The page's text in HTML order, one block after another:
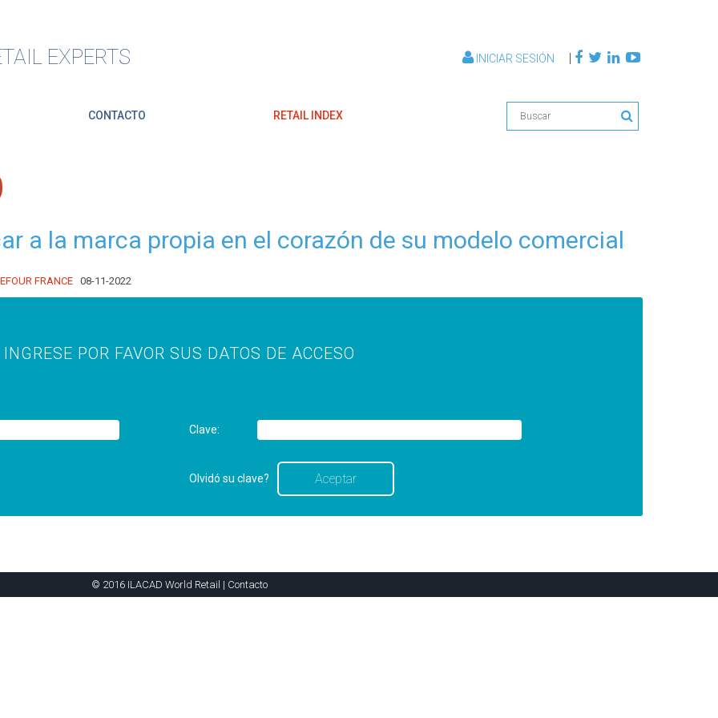
EXPERTS INICIAR SESIÓN |
CONTACTO RETAIL INDEX
a la marca propia en el corazón de su modelo comercial
FRANCE 08-11-2022
INGRESE POR FAVOR SUS DATOS DE ACCESO
Clave:
Olvidó su clave?
© 2016 ILACAD World Retail | Contacto